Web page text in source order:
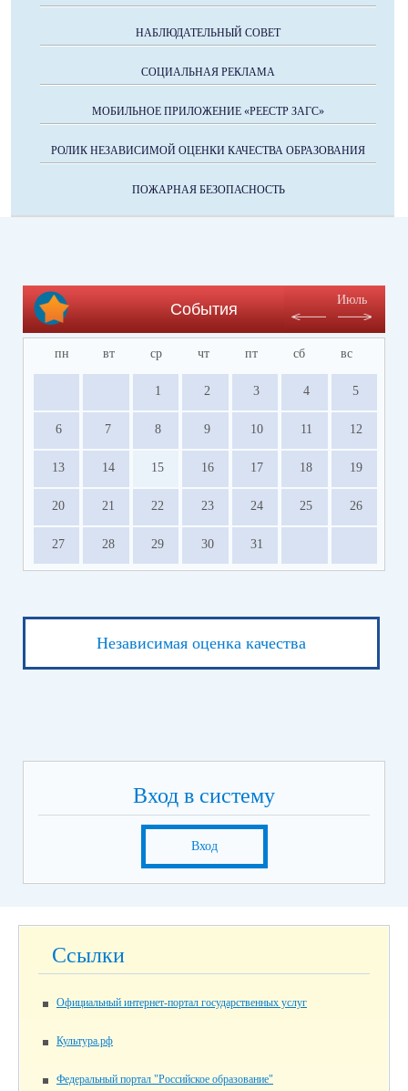
НАБЛЮДАТЕЛЬНЫЙ СОВЕТ
СОЦИАЛЬНАЯ РЕКЛАМА
МОБИЛЬНОЕ ПРИЛОЖЕНИЕ «РЕЕСТР ЗАГС»
РОЛИК НЕЗАВИСИМОЙ ОЦЕНКИ КАЧЕСТВА ОБРАЗОВАНИЯ
ПОЖАРНАЯ БЕЗОПАСНОСТЬ
События
Июль
пн вт ср чт пт сб вс
1 2 3 4 5
6 7 8 9 10 11 12
13 14 15 16 17 18 19
20 21 22 23 24 25 26
27 28 29 30 31
Независимая оценка качества
Вход в систему
Вход
Ссылки
Официальный интернет-портал государственных услуг
Культура.рф
Федеральный портал "Российское образование"